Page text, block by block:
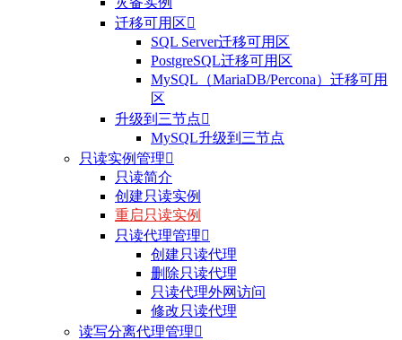
迁移可用区
SQL Server迁移可用区
PostgreSQL迁移可用区
MySQL（MariaDB/Percona）迁移可用
区
升级到三节点
MySQL升级到三节点
只读实例管理
只读简介
创建只读实例
重启只读实例
只读代理管理
创建只读代理
删除只读代理
只读代理外网访问
修改只读代理
读写分离代理管理